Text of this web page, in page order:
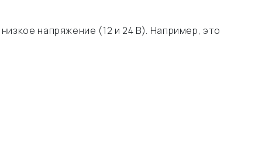
напряжение (12 и 24 В). Например, это